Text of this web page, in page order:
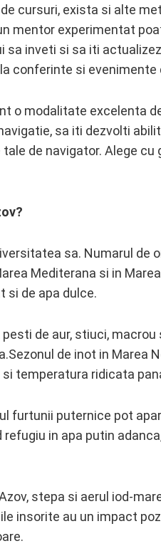
cursuri, exista si alte
mentor experimentat
sa inveti si sa iti
conferinte si evenimente
o modalitate excelenta
sa iti dezvolti
de navigator. Alege
sa. Numarul de
Mediterana si in
si de apa dulce.
de aur, stiuci,
de inot in Marea
si temperatura ridicata
furtunii puternice pot
in apa putin
stepa si aerul iod-
insorite au un impact